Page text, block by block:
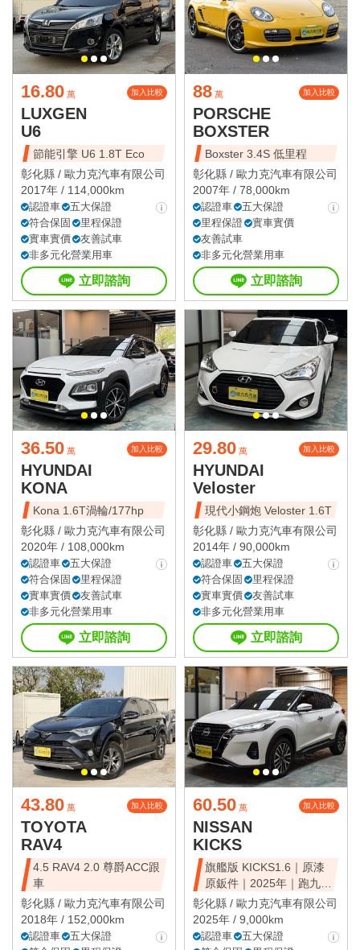
16.80 萬 加入比較
LUXGEN
U6
節能引擎 U6 1.8T Eco
彰化縣 / 歐力克汽車有限公司
2017年 / 114,000km
認證車
五大保證
符合保固
里程保證
實車實價
友善試車
非多元化營業用車
立即諮詢
88 萬 加入比較
PORSCHE
BOXSTER
Boxster 3.4S 低里程
彰化縣 / 歐力克汽車有限公司
2007年 / 78,000km
認證車
五大保證
里程保證
實車實價
友善試車
非多元化營業用車
立即諮詢
36.50 萬 加入比較
HYUNDAI
KONA
Kona 1.6T渦輪/177hp
彰化縣 / 歐力克汽車有限公司
2020年 / 108,000km
認證車
五大保證
符合保固
里程保證
實車實價
友善試車
非多元化營業用車
立即諮詢
29.80 萬 加入比較
HYUNDAI
Veloster
現代小鋼炮 Veloster 1.6T
彰化縣 / 歐力克汽車有限公司
2014年 / 90,000km
認證車
五大保證
符合保固
里程保證
實車實價
友善試車
非多元化營業用車
立即諮詢
43.80 萬 加入比較
TOYOTA
RAV4
4.5 RAV4 2.0 尊爵ACC跟
車
彰化縣 / 歐力克汽車有限公司
2018年 / 152,000km
認證車
五大保證
60.50 萬 加入比較
NISSAN
KICKS
旗艦版 KICKS1.6｜原漆
原鈑件｜2025年｜跑九千
公里
彰化縣 / 歐力克汽車有限公司
2025年 / 9,000km
認證車
五大保證